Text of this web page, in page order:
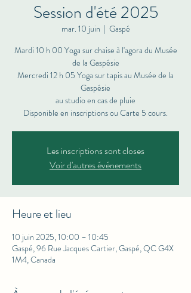
Session d'été 2025
mar. 10 juin
  |
Gaspé
Mardi 10 h 00 Yoga sur chaise à l'agora du Musée
de la Gaspésie
Mercredi 12 h 05 Yoga sur tapis au Musée de la
Gaspésie
au studio en cas de pluie
Les inscriptions sont closes
Voir d'autres événements
Heure et lieu
10 juin 2025, 10:00 – 10:45
Gaspé, 96 Rue Jacques Cartier, Gaspé, QC G4X
1M4, Canada